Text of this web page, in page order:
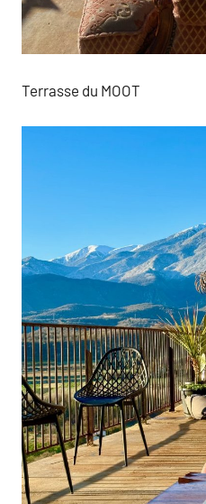
Terrasse du MOOT